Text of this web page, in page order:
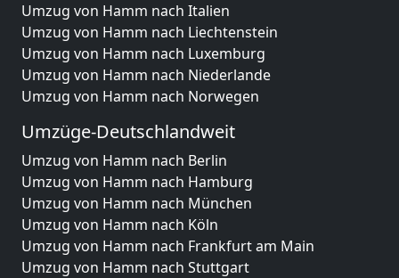
Umzug von Hamm nach Italien
Umzug von Hamm nach Liechtenstein
Umzug von Hamm nach Luxemburg
Umzug von Hamm nach Niederlande
Umzug von Hamm nach Norwegen
Umzüge-Deutschlandweit
Umzug von Hamm nach Berlin
Umzug von Hamm nach Hamburg
Umzug von Hamm nach München
Umzug von Hamm nach Köln
Umzug von Hamm nach Frankfurt am Main
Umzug von Hamm nach Stuttgart